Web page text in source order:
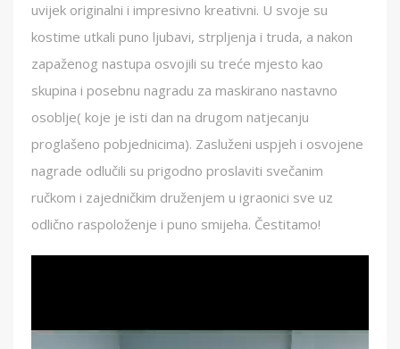
uvijek originalni i impresivno kreativni. U svoje su
kostime utkali puno ljubavi, strpljenja i truda, a nakon
zapaženog nastupa osvojili su treće mjesto kao
skupina i posebnu nagradu za maskirano nastavno
osoblje( koje je isti dan na drugom natjecanju
proglašeno pobjednicima). Zasluženi uspjeh i osvojene
nagrade odlučili su prigodno proslaviti svečanim
ručkom i zajedničkim druženjem u igraonici sve uz
odlično raspoloženje i puno smijeha. Čestitamo!